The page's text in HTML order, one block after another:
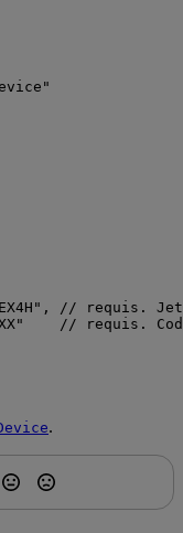
"
" , // requis.
"
// requis.
.